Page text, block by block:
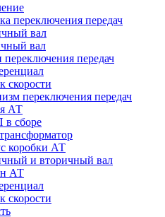
переключения передач
вал
вал
передач
скорости
переключения передач
АТ
сборе
коробки АТ
и вторичный вал
АТ
скорости